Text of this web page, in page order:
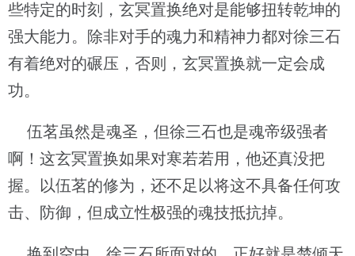
些特定的时刻，玄冥置换绝对是能够扭转乾坤的
强大能力。除非对手的魂力和精神力都对徐三石
有着绝对的碾压，否则，玄冥置换就一定会成
功。
伍茗虽然是魂圣，但徐三石也是魂帝级强者
啊！这玄冥置换如果对寒若若用，他还真没把
握。以伍茗的修为，还不足以将这不具备任何攻
击、防御，但成立性极强的魂技抵抗掉。